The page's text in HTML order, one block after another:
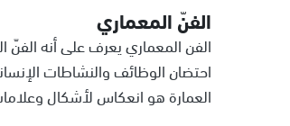
الفنّ المعماري
الفن المعماري يعرف على أنه
احتضان الوظائف والنشاطات
العمارة هو انعكاس لأشكال